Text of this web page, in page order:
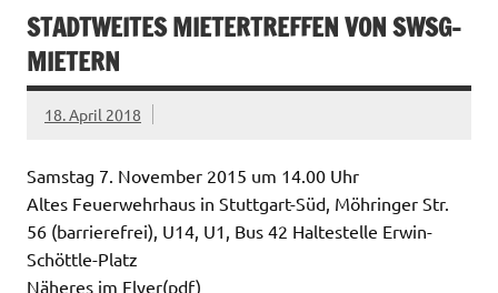
STADTWEITES MIETERTREFFEN VON SWSG-
MIETERN
18. April 2018
Samstag 7. November 2015 um 14.00 Uhr
Altes Feuerwehrhaus in Stuttgart-Süd, Möhringer Str.
56 (barrierefrei), U14, U1, Bus 42 Haltestelle Erwin-
Schöttle-Platz
Näheres im Flyer(pdf)